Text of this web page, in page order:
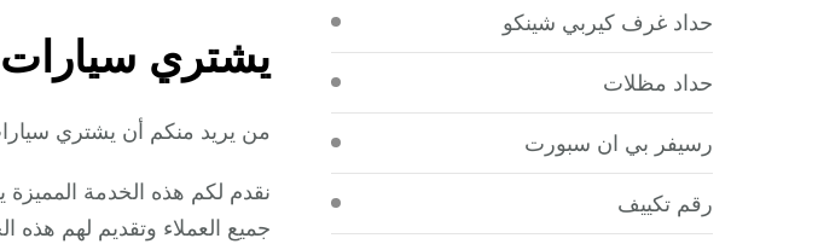
يشتري سيارات
من يريد منكم أن يشتري
نقدم لكم هذه الخدمة المميزة
جميع العملاء وتقديم لهم هذه
حداد غرف كيربي شينكو
حداد مظلات
رسيفر بي ان سبورت
رقم تكييف